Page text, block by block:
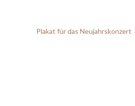
Plakat für das Neujahrskonzert